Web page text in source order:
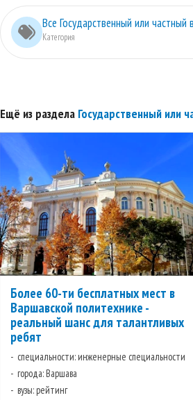
Все Государственный или частный
Категория
Ещё из раздела Государственный или
Более 60-ти бесплатных мест в
Варшавской политехнике -
реальный шанс для талантливых
ребят
специальности: инженерные специальности
города: Варшава
вузы: рейтинг